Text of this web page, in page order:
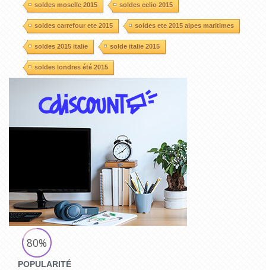
soldes moselle 2015 soldes celio 2015
soldes carrefour ete 2015 soldes ete 2015 alpes maritimes
soldes 2015 italie solde italie 2015
soldes londres été 2015
80%
POPULARITÉ